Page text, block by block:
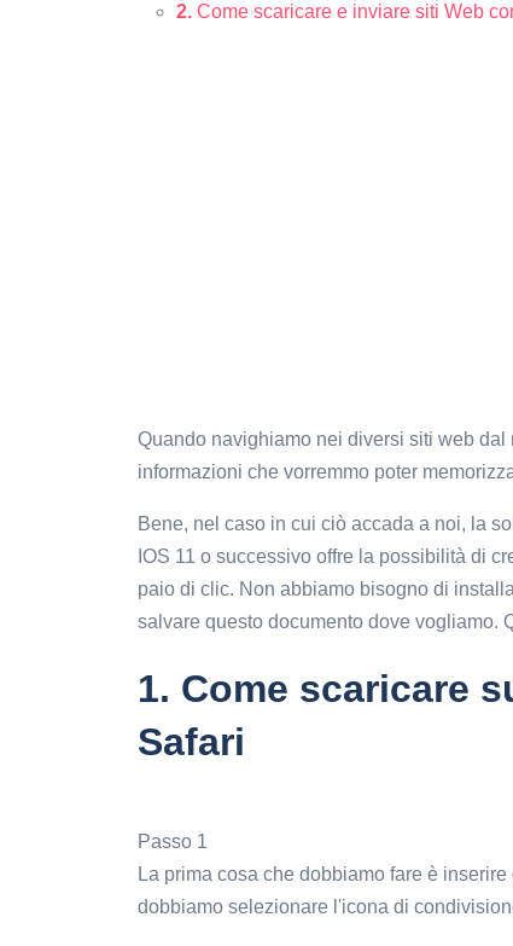
2. Come scaricare e inviare siti Web
Quando navighiamo nei diversi siti web
informazioni che vorremmo poter
Bene, nel caso in cui ciò accada a noi, la
IOS 11 o successivo offre la possibilità di
paio di clic. Non abbiamo bisogno di
salvare questo documento dove vogliamo.
1. Come scaricare
Safari
Passo 1
La prima cosa che dobbiamo fare è
dobbiamo selezionare l'icona di